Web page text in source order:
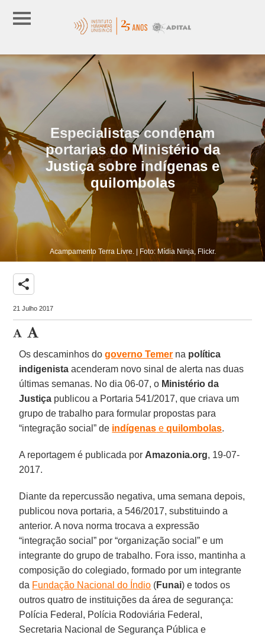
Especialistas condenam
portarias do Ministério da
Justiça sobre indígenas e
quilombolas
Acampamento Terra Livre. | Foto: Mídia Ninja, Flickr.
share
21 Julho 2017
Os descaminhos dogoverno Temer na política
indigenista acenderam novo sinal de alerta nas duas
últimas semanas. No dia 06-07, o Ministério da
Justiça publicou a Portaria 541/2017, que criava um
grupo de trabalho para formular propostas para
“integração social” de indígenas equilombolas.
A reportagem é publicada por Amazonia.org, 19-07-
2017.
Diante da repercussão negativa, uma semana depois,
publicou nova portaria, a 546/2017, substituindo a
anterior. A nova norma trocava a expressão
“integração social” por “organização social” e um
integrante do grupo de trabalho. Fora isso, mantinha a
composição do colegiado, formado por um integrante
da Fundação Nacional do Índio (Funai) e todos os
outros quatro de instituições da área de segurança:
Polícia Federal, Polícia Rodoviária Federal,
Secretaria Nacional de Segurança Pública e